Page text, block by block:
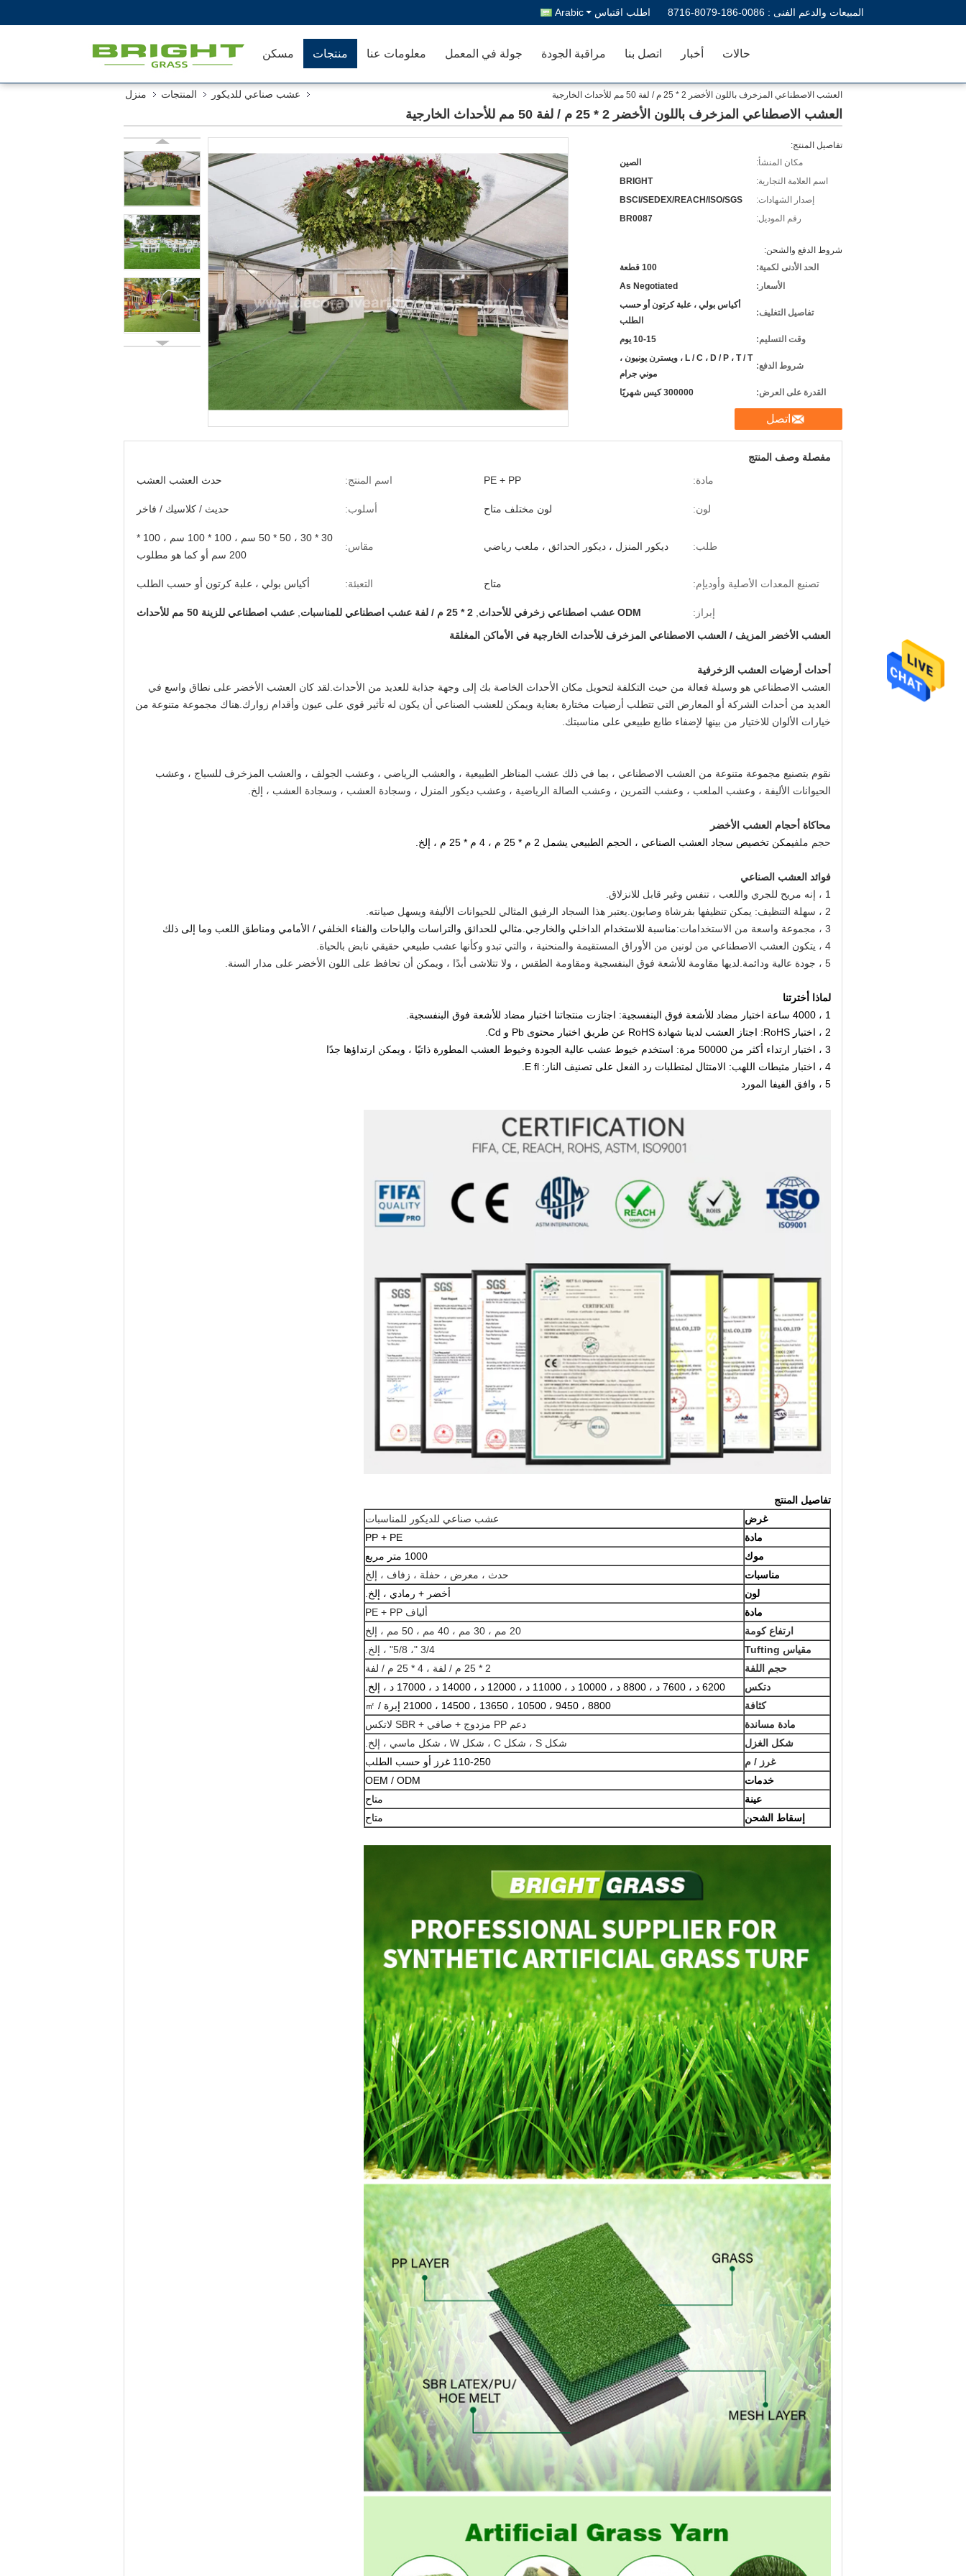
المبيعات والدعم الفنى : 0086-186-8079-8716 اطلب اقتباس Arabic
مسكن منتجات معلومات عنا جولة في المعمل مراقبة الجودة اتصل بنا أخبار حالات
منزل المنتجات عشب صناعي للديكور العشب الاصطناعي المزخرف باللون الأخضر 2 * 25 م / لفة 50 مم للأحداث الخارجية
العشب الاصطناعي المزخرف باللون الأخضر 2 * 25 م / لفة 50 مم للأحداث الخارجية
تفاصيل المنتج:
مكان المنشأ:
الصين
اسم العلامة التجارية:
BRIGHT
إصدار الشهادات:
BSCI/SEDEX/REACH/ISO/SGS
رقم الموديل:
BR0087
شروط الدفع والشحن:
الحد الأدنى لكمية:
100 قطعة
الأسعار:
As Negotiated
تفاصيل التغليف:
أكياس بولي ، علبة كرتون أو حسب
الطلب
وقت التسليم:
10-15 يوم
شروط الدفع:
L / C ، D / P ، T / T ، ويسترن يونيون ،
موني جرام
القدرة على العرض:
300000 كيس شهريًا
اتصل
مفصلة وصف المنتج
مادة:
PE + PP اسم المنتج: حدث العشب العشب
لون: لون مختلف متاح أسلوب: حديث / كلاسيك / فاخر
طلب: ديكور المنزل ، ديكور الحدائق ، ملعب رياضي مقاس:
30 * 30 ، 50 * 50 سم ، 100 * 100 سم ، 100 *
200 سم أو كما هو مطلوب
تصنيع المعدات الأصلية وأوديإم: متاح التعبئة: أكياس بولي ، علبة كرتون أو حسب الطلب
إبراز: ODM عشب اصطناعي زخرفي للأحداث 2 * 25 م / لفة عشب اصطناعي للمناسبات
عشب اصطناعي للزينة 50 مم للأحداث
العشب الأخضر المزيف / العشب الاصطناعي المزخرف للأحداث الخارجية في الأماكن المغلقة
أحداث أرضيات العشب الزخرفية
العشب الاصطناعي هو وسيلة فعالة من حيث التكلفة لتحويل مكان الأحداث الخاصة بك إلى وجهة جذابة للعديد من الأحداث.لقد كان العشب الأخضر على نطاق واسع في
العديد من أحداث الشركة أو المعارض التي تتطلب أرضيات مختارة بعناية ويمكن للعشب الصناعي أن يكون له تأثير قوي على عيون وأقدام زوارك.هناك مجموعة متنوعة من
خيارات الألوان للاختيار من بينها لإضفاء طابع طبيعي على مناسبتك.
نقوم بتصنيع مجموعة متنوعة من العشب الاصطناعي ، بما في ذلك عشب المناظر الطبيعية ، والعشب الرياضي ، وعشب الجولف ، والعشب المزخرف للسياج ، وعشب
الحيوانات الأليفة ، وعشب الملعب ، وعشب التمرين ، وعشب الصالة الرياضية ، وعشب ديكور المنزل ، وسجادة العشب ، وسجادة العشب ، إلخ.
محاكاة أحجام العشب الأخضر
حجم ملفيمكن تخصيص سجاد العشب الصناعي ، الحجم الطبيعي يشمل 2 م * 25 م ، 4 م * 25 م ، إلخ.
فوائد العشب الصناعي
1 ، إنه مريح للجري واللعب ، تنفس وغير قابل للانزلاق.
2 ، سهلة التنظيف: يمكن تنظيفها بفرشاة وصابون.يعتبر هذا السجاد الرفيق المثالي للحيوانات الأليفة ويسهل صيانته.
3 ، مجموعة واسعة من الاستخدامات:
مناسبة للاستخدام الداخلي والخارجي.مثالي للحدائق والتراسات والباحات والفناء الخلفي / الأمامي ومناطق اللعب وما إلى ذلك
4 ، يتكون العشب الاصطناعي من لونين من الأوراق المستقيمة والمنحنية ، والتي تبدو وكأنها عشب طبيعي حقيقي نابض بالحياة.
5 ، جودة عالية ودائمة.لديها مقاومة للأشعة فوق البنفسجية ومقاومة الطقس ، ولا تتلاشى أبدًا ، ويمكن أن تحافظ على اللون الأخضر على مدار السنة.
لماذا أخترتنا
1 ، 4000 ساعة اختبار مضاد للأشعة فوق البنفسجية: اجتازت منتجاتنا اختبار مضاد للأشعة فوق البنفسجية.
2 ، اختبار RoHS: اجتاز العشب لدينا شهادة RoHS عن طريق اختبار محتوى Pb و Cd.
3 ، اختبار ارتداء أكثر من 50000 مرة: استخدم خيوط عشب عالية الجودة وخيوط العشب المطورة ذاتيًا ، ويمكن ارتداؤها جدًا
4 ، اختبار مثبطات اللهب: الامتثال لمتطلبات رد الفعل على تصنيف النار: E fl.
5 ، وافق الفيفا المورد
تفاصيل المنتج
غرض
عشب صناعي للديكور للمناسبات
مادة
PP + PE
موك
1000 متر مربع
مناسبات
حدث ، معرض ، حفلة ، زفاف ، إلخ
لون
أخضر + رمادي ، إلخ.
مادة
ألياف PE + PP
ارتفاع كومة
20 مم ، 30 مم ، 40 مم ، 50 مم ، إلخ
مقياس Tufting
3/4 "، 5/8" ، إلخ.
حجم اللفة
2 * 25 م / لفة ، 4 * 25 م / لفة
دتكس
6200 د ، 7600 د ، 8800 د ، 10000 د ، 11000 د ، 12000 د ، 14000 د ، 17000 د ، إلخ.
كثافة
8800 ، 9450 ، 10500 ، 13650 ، 14500 ، 21000 إبرة / ㎡
مادة مساندة
دعم PP مزدوج + صافي + SBR لاتكس
شكل الغزل
شكل S ، شكل C ، شكل W ، شكل ماسي ، إلخ.
غرز / م
110-250 غرز أو حسب الطلب
خدمات
OEM / ODM
عينة
متاح
إسقاط الشحن
متاح